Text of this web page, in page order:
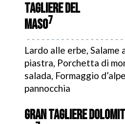
TAGLIERE DEL
MASO7
Lardo alle erbe, Salame
piastra, Porchetta di
salada, Formaggio
pannocchia
GRAN TAGLIERE